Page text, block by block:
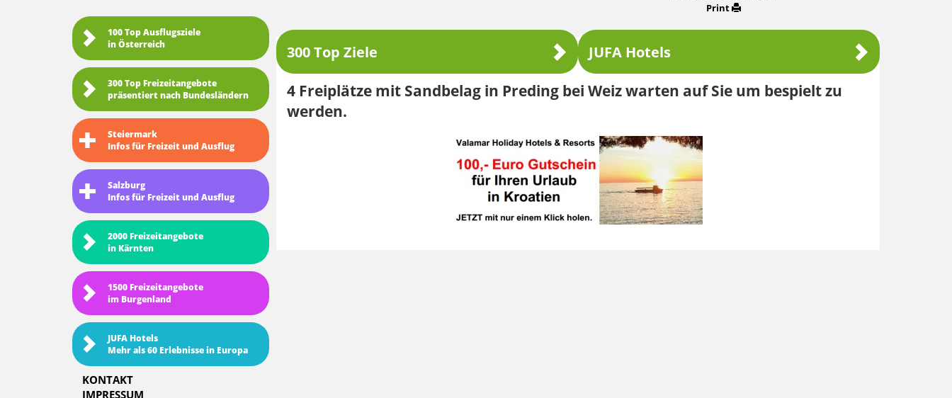
100 Top Ausflugsziele
in Österreich
300 Top Freizeitangebote
präsentiert nach Bundesländern
Steiermark
Infos für Freizeit und Ausflug
Salzburg
Infos für Freizeit und Ausflug
2000 Freizeitangebote
in Kärnten
1500 Freizeitangebote
im Burgenland
JUFA Hotels
Mehr als 60 Erlebnisse in Europa
KONTAKT
IMPRESSUM
Print
300 Top Ziele JUFA Hotels
4 Freiplätze mit Sandbelag in Preding bei Weiz warten auf Sie um bespielt zu
werden.